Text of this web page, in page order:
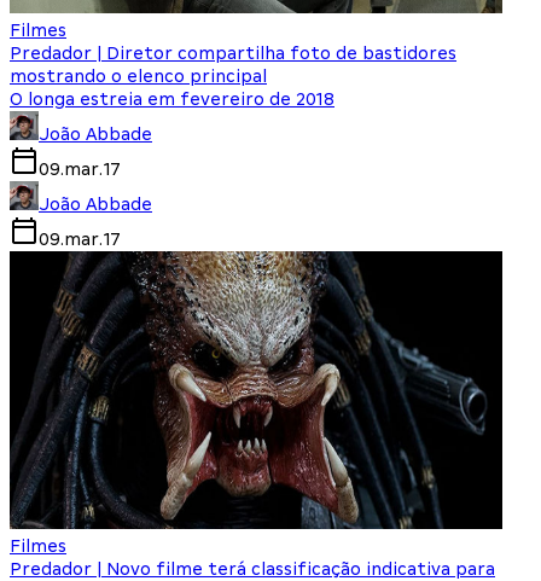
Filmes
Predador | Diretor compartilha foto de bastidores
mostrando o elenco principal
O longa estreia em fevereiro de 2018
João Abbade
09.mar.17
João Abbade
09.mar.17
Filmes
Predador | Novo filme terá classificação indicativa para